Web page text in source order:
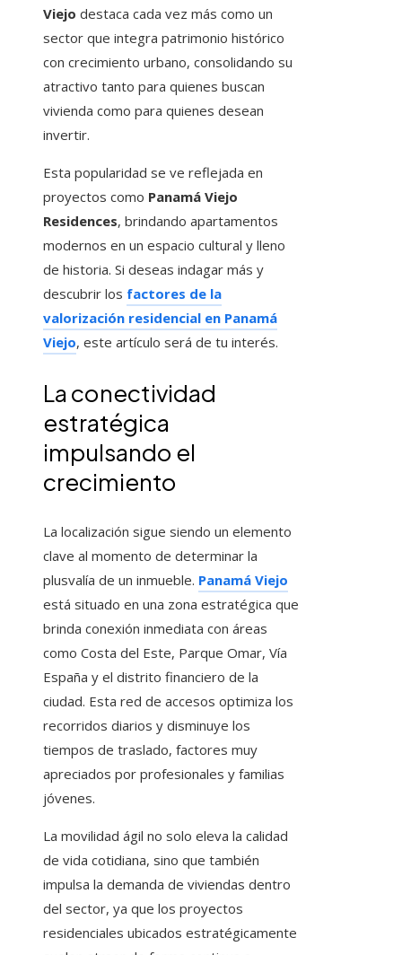
Viejo destaca cada vez más como un
sector que integra patrimonio histórico
con crecimiento urbano, consolidando su
atractivo tanto para quienes buscan
vivienda como para quienes desean
invertir.
Esta popularidad se ve reflejada en
proyectos como Panamá Viejo
Residences, brindando apartamentos
modernos en un espacio cultural y lleno
de historia. Si deseas indagar más y
descubrir los factores de la
valorización residencial en Panamá
Viejo, este artículo será de tu interés.
La conectividad
estratégica
impulsando el
crecimiento
La localización sigue siendo un elemento
clave al momento de determinar la
plusvalía de un inmueble. Panamá Viejo
está situado en una zona estratégica que
brinda conexión inmediata con áreas
como Costa del Este, Parque Omar, Vía
España y el distrito financiero de la
ciudad. Esta red de accesos optimiza los
recorridos diarios y disminuye los
tiempos de traslado, factores muy
apreciados por profesionales y familias
jóvenes.
La movilidad ágil no solo eleva la calidad
de vida cotidiana, sino que también
impulsa la demanda de viviendas dentro
del sector, ya que los proyectos
residenciales ubicados estratégicamente